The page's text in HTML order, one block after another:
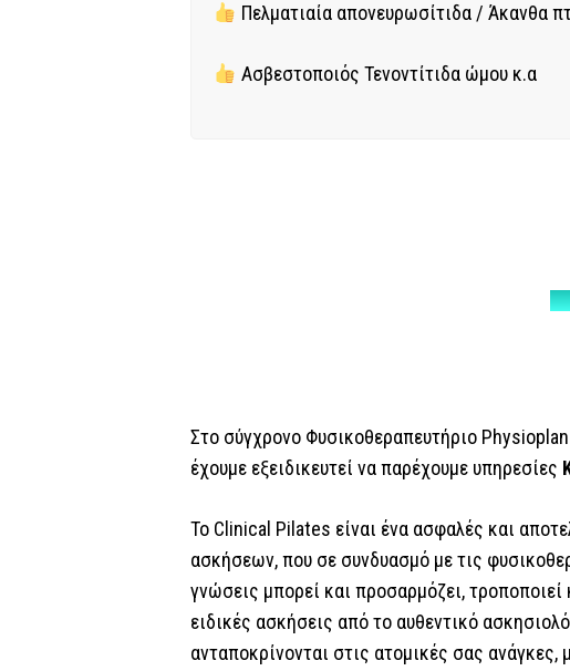
Πελματιαία απονευρωσίτιδα / Άκανθα
Ασβεστοποιός Τενοντίτιδα ώμου κ.α
Στο σύγχρονο Φυσικοθεραπευτήριο
έχουμε εξειδικευτεί να παρέχουμε υπηρεσίες
Το Clinical Pilates είναι ένα ασφαλές και
ασκήσεων, που σε συνδυασμό με τις
γνώσεις μπορεί και προσαρμόζει, τροποποιεί
ειδικές ασκήσεις από το αυθεντικό
ανταποκρίνονται στις ατομικές σας ανάγκες,